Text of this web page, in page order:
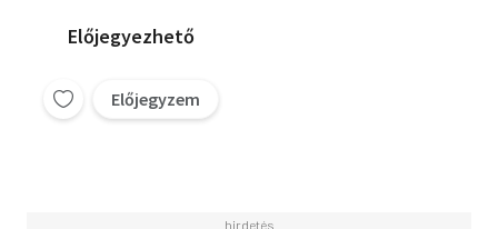
Előjegyezhető
Előjegyzem